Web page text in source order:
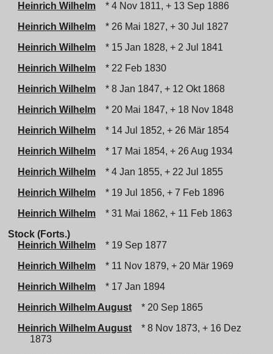
Heinrich Wilhelm
* 4 Nov 1811, + 13 Sep 1886
Heinrich Wilhelm
* 26 Mai 1827, + 30 Jul 1827
Heinrich Wilhelm
* 15 Jan 1828, + 2 Jul 1841
Heinrich Wilhelm
* 22 Feb 1830
Heinrich Wilhelm
* 8 Jan 1847, + 12 Okt 1868
Heinrich Wilhelm
* 20 Mai 1847, + 18 Nov 1848
Heinrich Wilhelm
* 14 Jul 1852, + 26 Mär 1854
Heinrich Wilhelm
* 17 Mai 1854, + 26 Aug 1934
Heinrich Wilhelm
* 4 Jan 1855, + 22 Jul 1855
Heinrich Wilhelm
* 19 Jul 1856, + 7 Feb 1896
Heinrich Wilhelm
* 31 Mai 1862, + 11 Feb 1863
Stock (Forts.)
Heinrich Wilhelm
* 19 Sep 1877
Heinrich Wilhelm
* 11 Nov 1879, + 20 Mär 1969
Heinrich Wilhelm
* 17 Jan 1894
Heinrich Wilhelm August
* 20 Sep 1865
Heinrich Wilhelm August
* 8 Nov 1873, + 16 Dez
1873